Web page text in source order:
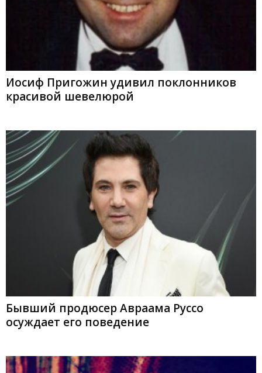
Иосиф Пригожин удивил поклонников
красивой шевелюрой
Бывший продюсер Авраама Руссо
осуждает его поведение